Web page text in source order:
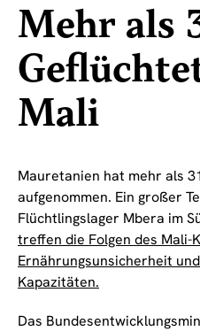
Mehr als
Mali
Mauretanien hat mehr als
aufgenommen. Ein großer
Flüchtlingslager Mbera im
treffen die Folgen des
Ernährungsunsicherheit
Kapazitäten.
Das